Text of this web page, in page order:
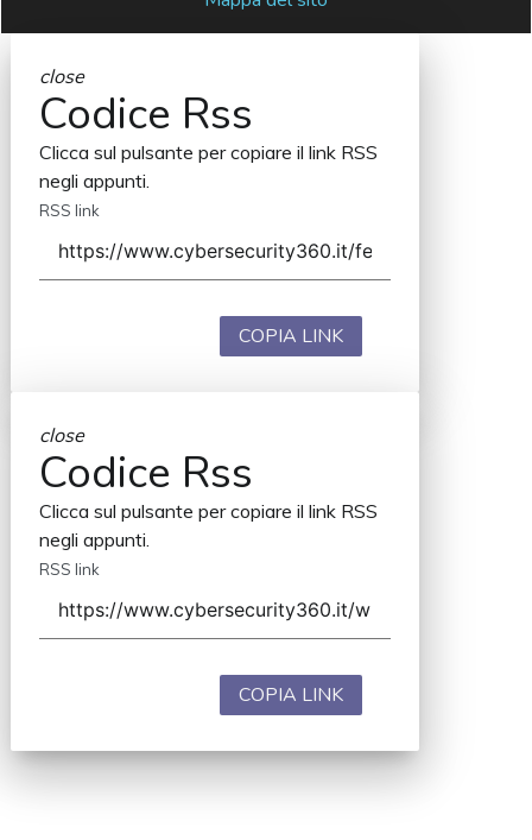
close
Codice Rss
Clicca sul pulsante per copiare il link RSS
negli appunti.
RSS link
COPIA LINK
close
Codice Rss
Clicca sul pulsante per copiare il link RSS
negli appunti.
RSS link
COPIA LINK